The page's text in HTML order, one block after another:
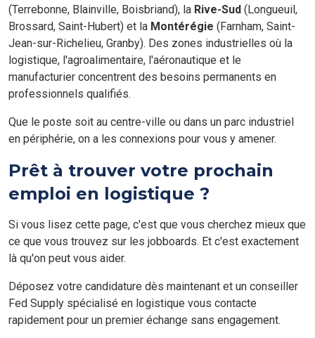
(Terrebonne, Blainville, Boisbriand), la Rive-Sud (Longueuil,
Brossard, Saint-Hubert) et la Montérégie (Farnham, Saint-
Jean-sur-Richelieu, Granby). Des zones industrielles où la
logistique, l'agroalimentaire, l'aéronautique et le
manufacturier concentrent des besoins permanents en
professionnels qualifiés.
Que le poste soit au centre-ville ou dans un parc industriel
en périphérie, on a les connexions pour vous y amener.
Prêt à trouver votre prochain
emploi en logistique ?
Si vous lisez cette page, c'est que vous cherchez mieux que
ce que vous trouvez sur les jobboards. Et c'est exactement
là qu'on peut vous aider.
Déposez votre candidature dès maintenant et un conseiller
Fed Supply spécialisé en logistique vous contacte
rapidement pour un premier échange sans engagement.